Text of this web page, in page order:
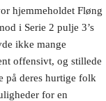
hjemmeholdet Fløng
i Serie 2 pulje 3’s
ikke mange
offensivt, og stillede
på deres hurtige folk
for en